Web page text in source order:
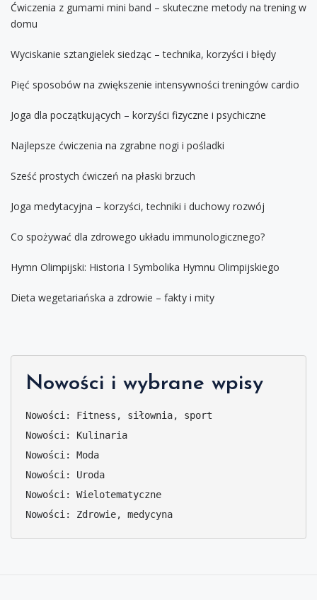
Ćwiczenia z gumami mini band – skuteczne metody na trening w
domu
Wyciskanie sztangielek siedząc – technika, korzyści i błędy
Pięć sposobów na zwiększenie intensywności treningów cardio
Joga dla początkujących – korzyści fizyczne i psychiczne
Najlepsze ćwiczenia na zgrabne nogi i pośladki
Sześć prostych ćwiczeń na płaski brzuch
Joga medytacyjna – korzyści, techniki i duchowy rozwój
Co spożywać dla zdrowego układu immunologicznego?
Hymn Olimpijski: Historia I Symbolika Hymnu Olimpijskiego
Dieta wegetariańska a zdrowie – fakty i mity
Nowości i wybrane wpisy
Nowości: Fitness, siłownia, sport
Nowości: Kulinaria
Nowości: Moda
Nowości: Uroda
Nowości: Wielotematyczne
Nowości: Zdrowie, medycyna